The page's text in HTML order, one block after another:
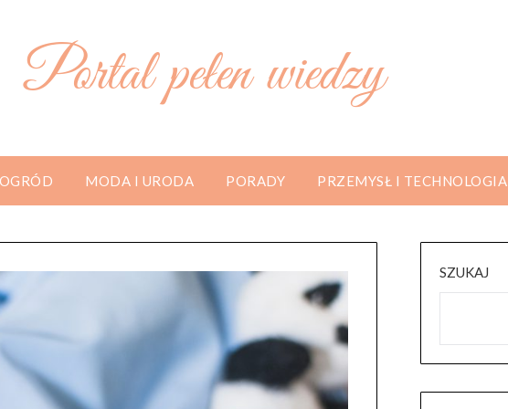
Portal pełen wiedzy
MODA I URODA PORADY PRZEMYSŁ I TECHNOLOGIA
SZUKAJ